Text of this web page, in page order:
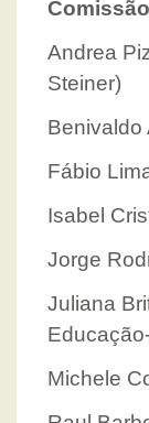
Andrea
Steiner)
Benivaldo
Fábio
Isabel
Jorge
Juliana
Michele